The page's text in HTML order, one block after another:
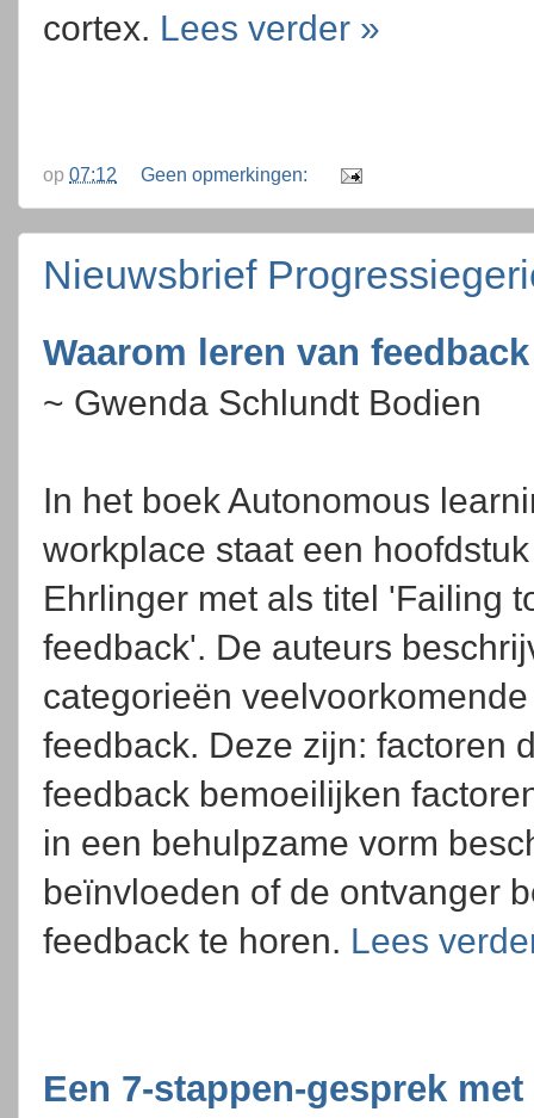
cortex. Lees verder »
op 07:12 Geen opmerkingen:
Nieuwsbrief
Waarom leren van
~ Gwenda Schlundt Bodien
In het boek Autonomous
workplace staat een
Ehrlinger met als titel 'Failing
feedback'. De auteurs
categorieën
feedback. Deze zijn: factoren
feedback bemoeilijken
in een behulpzame vorm
beïnvloeden of de ontvanger
feedback te horen. Lees
Een 7-stappen-gesprek